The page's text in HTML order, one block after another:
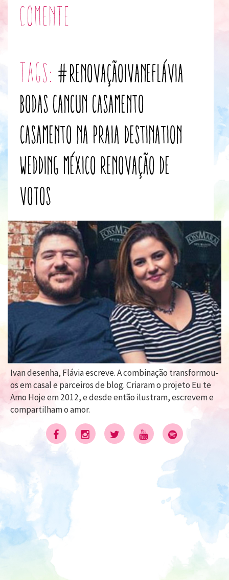
Comente
tags: #RenovaçãoIvanEFlávia
bodascancuncasamento
casamento na praiadestination
weddingMéxico renovação de
votos
Ivan desenha, Flávia escreve. A combinação transformou-
os em casal e parceiros de blog. Criaram o projeto Eu te
Amo Hoje em 2012, e desde então ilustram, escrevem e
compartilham o amor.